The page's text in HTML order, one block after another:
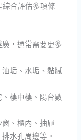
合評估多項條
廣，通常需要更多
油垢、水垢、黏膩
、樓中樓、陽台數
窗、櫃內、抽屜
水孔周邊等。